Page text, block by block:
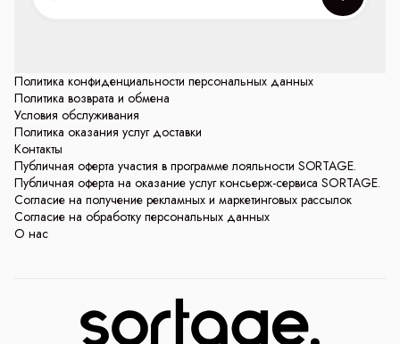
Политика конфиденциальности персональных данных
Политика возврата и обмена
Условия обслуживания
Политика оказания услуг доставки
Контакты
Публичная оферта участия в программе лояльности SORTAGE.
Публичная оферта на оказание услуг консьерж-сервиса SORTAGE.
Согласие на получение рекламных и маркетинговых рассылок
Согласие на обработку персональных данных
О нас